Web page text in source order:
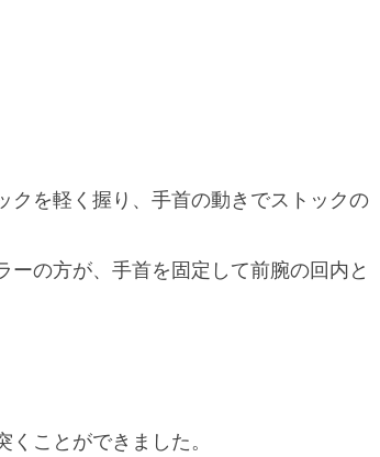
クを軽く握り、手首の動きでストックの
の方が、手首を固定して前腕の回内と
ことができました。